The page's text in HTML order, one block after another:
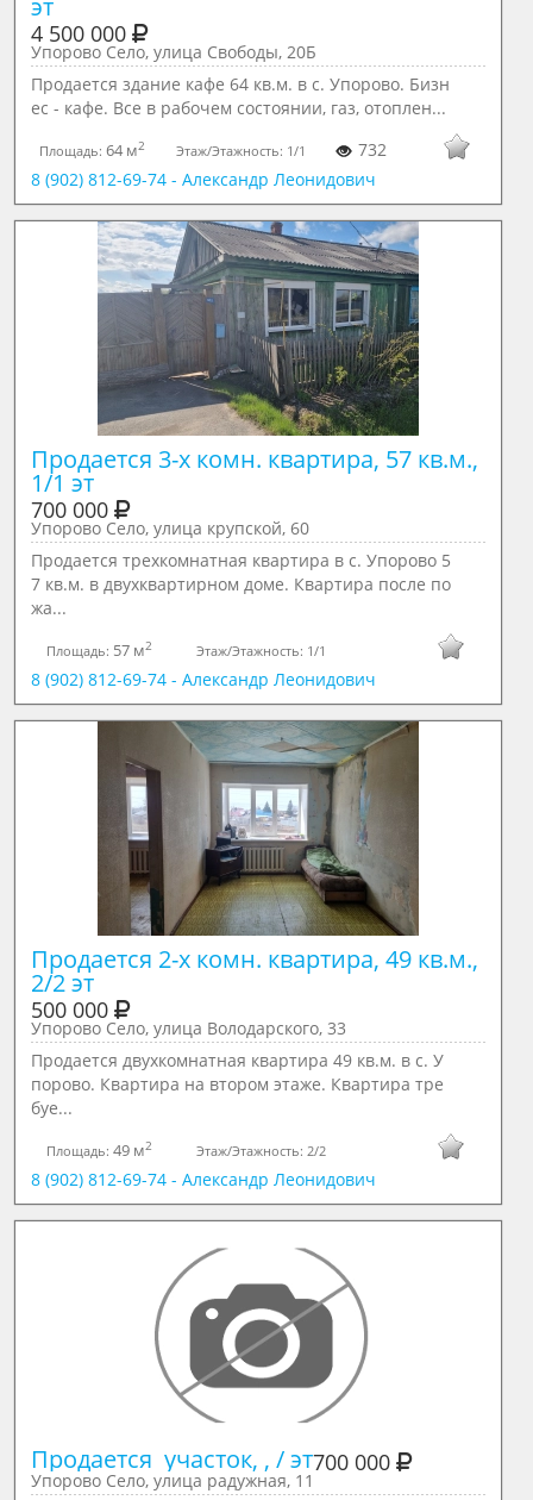
эт
4 500 000
Упорово Село, улица Свободы, 20Б
Продается здание кафе 64 кв.м. в с. Упорово. Бизн
ес - кафе. Все в рабочем состоянии, газ, отоплен...
Площадь:64 м2 Этаж/Этажность: 1/1
732
8 (902) 812-69-74 - Александр Леонидович
Продается 3-х комн. квартира, 57 кв.м.,
1/1 эт
700 000
Упорово Село, улица крупской, 60
Продается трехкомнатная квартира в с. Упорово 5
7 кв.м. в двухквартирном доме. Квартира после по
жа...
Площадь: 57 м2 Этаж/Этажность: 1/1
8 (902) 812-69-74 - Александр Леонидович
Продается 2-х комн. квартира, 49 кв.м.,
2/2 эт
500 000
Упорово Село, улица Володарского, 33
Продается двухкомнатная квартира 49 кв.м. в с. У
порово. Квартира на втором этаже. Квартира тре
буе...
Площадь:49 м2 Этаж/Этажность: 2/2
8 (902) 812-69-74 - Александр Леонидович
Продается  участок, , / эт700 000
Упорово Село, улица радужная, 11